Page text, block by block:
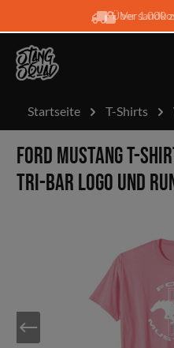
Über 1.000
Startseite T-Shirts
Ford Mustang T-
Tri-Bar Logo und